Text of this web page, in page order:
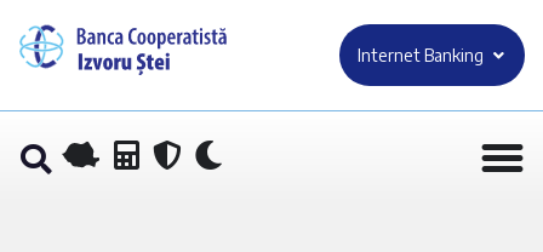
Internet Banking